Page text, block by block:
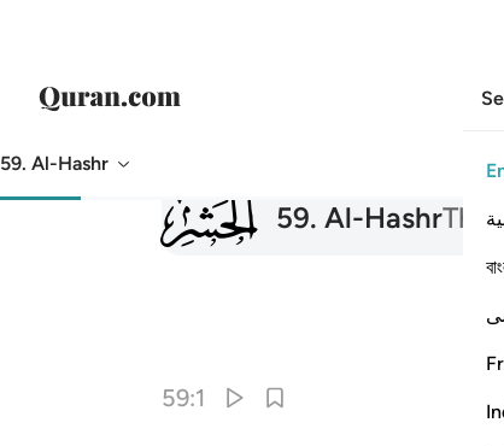
59. Al-Hashr
059 59.Al-HashrThe
59:1